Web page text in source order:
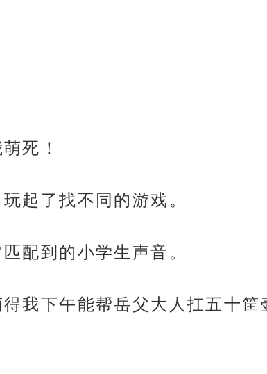
死！
起了找不同的游戏。
配到的小学生声音。
我下午能帮岳父大人扛五十筐